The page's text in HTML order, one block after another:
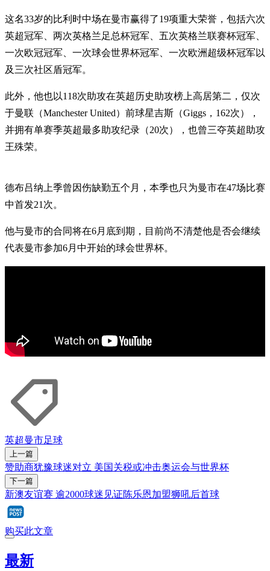
这名33岁的比利时中场在曼市赢得了19项重大荣誉，包括六次
英超冠军、两次英格兰足总杯冠军、五次英格兰联赛杯冠军、
一次欧冠冠军、一次球会世界杯冠军、一次欧洲超级杯冠军以
及三次社区盾冠军。
此外，他也以118次助攻在英超历史助攻榜上高居第二，仅次
于曼联（Manchester United）前球星吉斯（Giggs，162次），
并拥有单赛季英超最多助攻纪录（20次），也曾三夺英超助攻
王殊荣。
德布吕纳上季曾因伤缺勤五个月，本季也只为曼市在47场比赛
中首发21次。
他与曼市的合同将在6月底到期，目前尚不清楚他是否会继续
代表曼市参加6月中开始的球会世界杯。
英超曼市足球
上一篇
赞助商犹豫球迷对立 美国关税或冲击奥运会与世界杯
下一篇
新澳友谊赛 逾2000球迷见证陈乐恩加盟狮吼后首球
购买此文章
最新